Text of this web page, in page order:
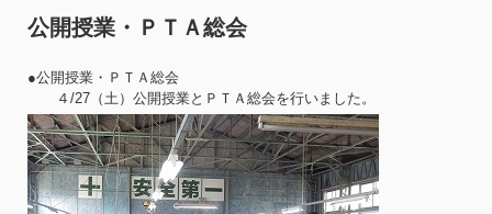
公開授業・ＰＴＡ総会
●公開授業・ＰＴＡ総会
４/27（土）公開授業とＰＴＡ総会を行いました。